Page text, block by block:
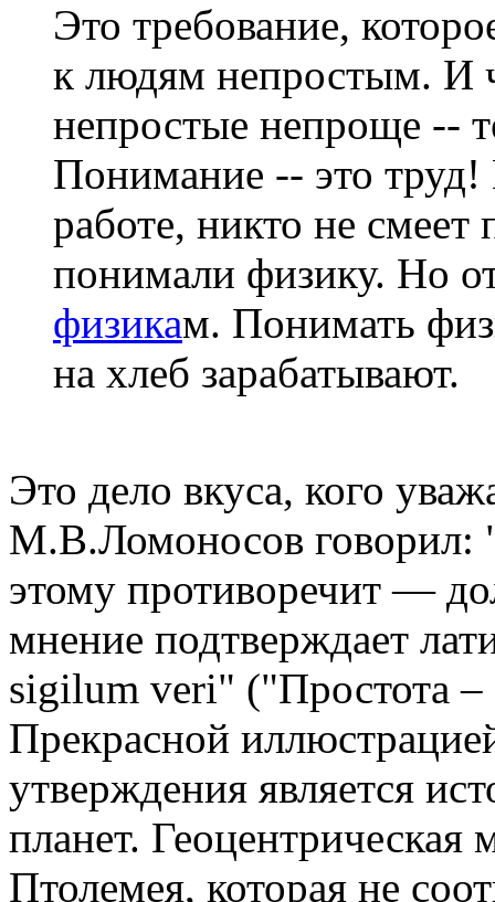
Это требование,
к людям непростым. И
непростые непроще --
Понимание -- это
работе, никто не
понимали физику. Но
физикам. Понимать
на хлеб зарабатывают.
Это дело вкуса, кого
М.В.Ломоносов говорил:
этому противоречит —
мнение подтверждает
sigilum veri" ("Простота –
Прекрасной
утверждения является
планет.
Птолемея, которая не